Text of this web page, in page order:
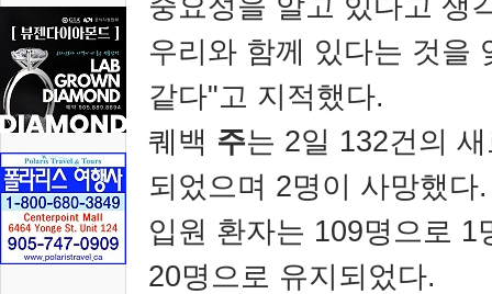
우리와 함께 있다는 것을
같다"고 지적했다.
퀘백 주는 2일 132건의
되었으며 2명이 사망했다.
입원 환자는 109명으로 1
20명으로 유지되었다.